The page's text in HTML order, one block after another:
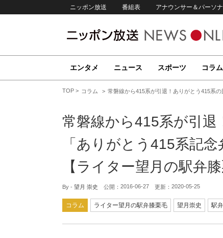
ニッポン放送 番組表 アナウンサー＆パーソ
エンタメ ニュース スポーツ コラム
TOP コラム 常磐線から415系が引退！ありがとう415系
常磐線から415系が引
「ありがとう415系記
【ライター望月の駅弁膝
By - 望月 崇史 公開： 2016-06-27 更新： 2020-05-25
コラム ライター望月の駅弁膝栗毛 望月崇史 駅弁